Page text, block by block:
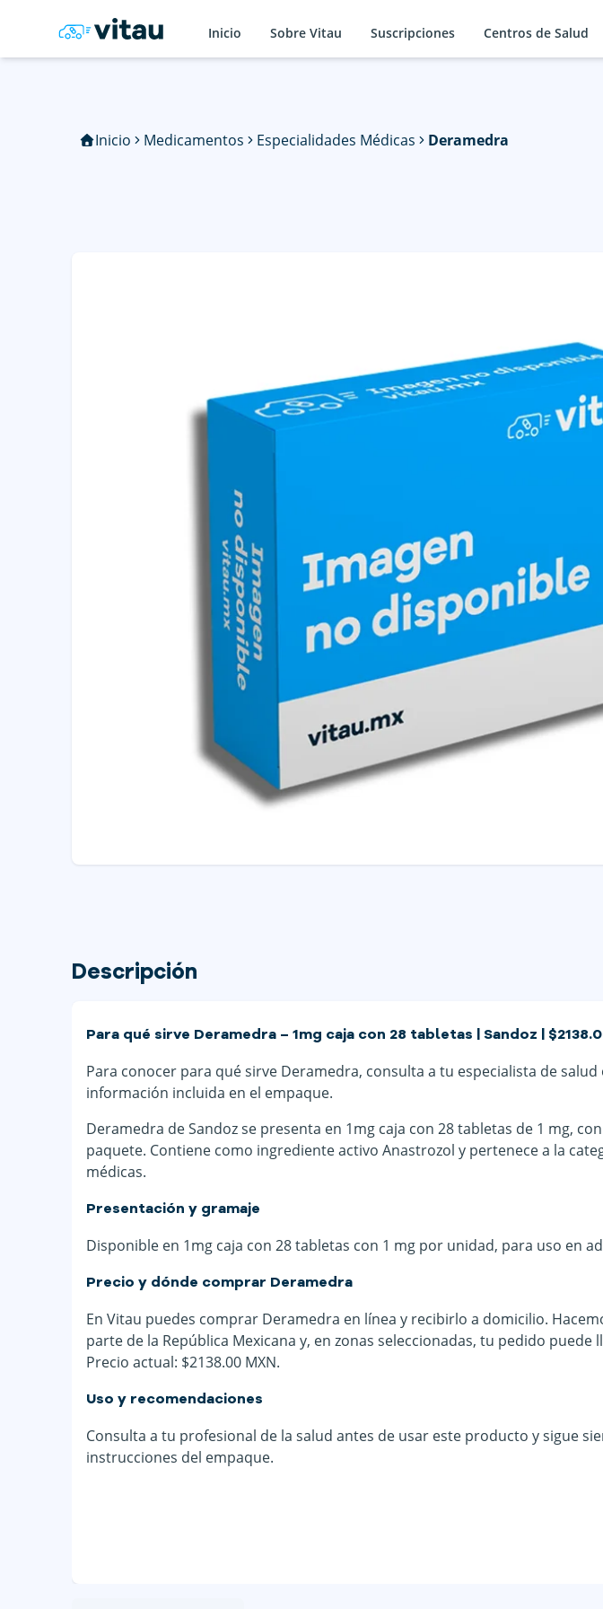
Inicio Sobre Vitau Suscripciones Centros de Salud
Inicio Medicamentos Especialidades Médicas Deramedra
Descripción
Para qué sirve Deramedra – 1mg caja con 28 tabletas | Sandoz |
Para conocer para qué sirve Deramedra, consulta a tu especialista de salud
información incluida en el empaque.
Deramedra de Sandoz se presenta en 1mg caja con 28 tabletas de 1 mg,
paquete. Contiene como ingrediente activo Anastrozol y pertenece a la
médicas.
Presentación y gramaje
Disponible en 1mg caja con 28 tabletas con 1 mg por unidad, para uso en
Precio y dónde comprar Deramedra
En Vitau puedes comprar Deramedra en línea y recibirlo a domicilio.
parte de la República Mexicana y, en zonas seleccionadas, tu pedido puede
Precio actual: $2138.00 MXN.
Uso y recomendaciones
Consulta a tu profesional de la salud antes de usar este producto y sigue
instrucciones del empaque.